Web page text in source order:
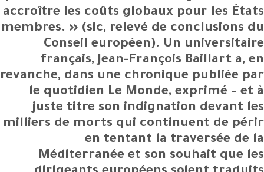
accroître les coûts globaux pour les États
membres. » (sic, relevé de conclusions du
Conseil européen). Un universitaire
français, Jean-François Baillart a, en
revanche, dans une chronique publiée par
le quotidien Le Monde, exprimé – et à
juste titre son indignation devant les
milliers de morts qui continuent de périr
en tentant la traversée de la
Méditerranée et son souhait que les